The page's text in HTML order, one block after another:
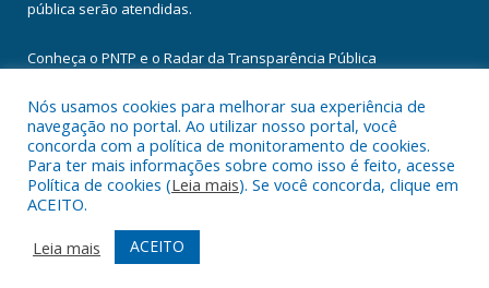
pública serão atendidas.
Conheça o PNTP e o Radar da Transparência Pública
Todos os direitos reservados a Câmara Municipal de Floresta do
Araguaia.
Mapa do Site
Acessar Área Administrativa
Acessar Webmail
Nós usamos cookies para melhorar sua experiência de
navegação no portal. Ao utilizar nosso portal, você
concorda com a política de monitoramento de cookies.
Para ter mais informações sobre como isso é feito, acesse
Política de cookies (Leia mais). Se você concorda, clique em
ACEITO.
Leia mais
ACEITO